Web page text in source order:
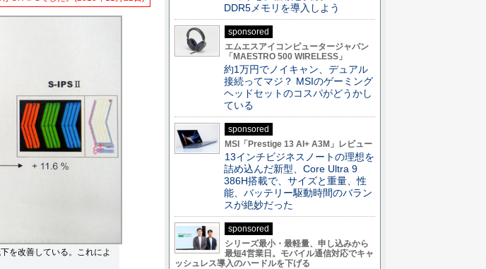
を改善している。これによ
DDR5メモリを導入しよう
sponsored
エムエスアイコンピュータージャパン
「MAESTRO 500 WIRELESS」
約1万円でノイキャン、デュアル
接続ってマジ？ MSIのゲーミング
ヘッドセットのコスパがどうかし
ている
sponsored
MSI「Prestige 13 AI+ A3M」レビュー
13インチビジネスノートの理想を
詰め込んだ新型、Core Ultra 9
386H搭載で、サイズと重量、性
能、バッテリー駆動時間のバラン
スが絶妙だった
sponsored
シリーズ最小・最軽量、申し込みから
最短4営業日。モバイル通信対応でキャ
ッシュレス導入のハードルを下げる